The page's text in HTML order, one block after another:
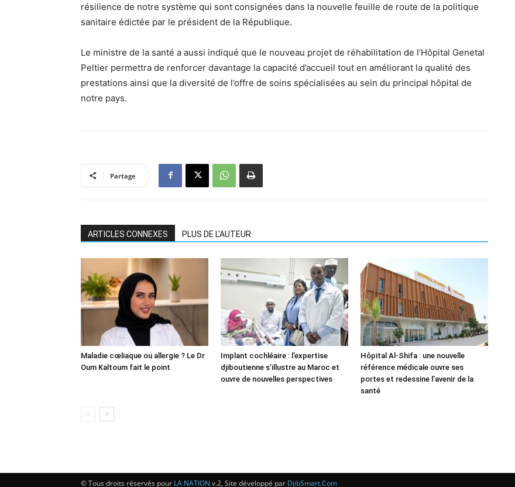
résilience de notre système qui sont consignées dans la nouvelle feuille de route de la politique
sanitaire édictée par le président de la République.
Le ministre de la santé a aussi indiqué que le nouveau projet de réhabilitation de l’Hôpital Genetal
Peltier permettra de renforcer davantage la capacité d’accueil tout en améliorant la qualité des
prestations ainsi que la diversité de l’offre de soins spécialisées au sein du principal hôpital de
notre pays.
Partage
ARTICLES CONNEXES PLUS DE L'AUTEUR
Maladie cœliaque ou allergie ? Le Dr
Oum Kaltoum fait le point
Implant cochléaire : l’expertise
djiboutienne s’illustre au Maroc et
ouvre de nouvelles perspectives
Hôpital Al-Shifa : une nouvelle
référence médicale ouvre ses
portes et redessine l’avenir de la
santé
© Tous droits réservés pour LA NATION v.2, Site développé par DjibSmart.Com